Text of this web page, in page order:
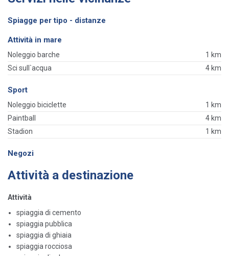
Spiagge per tipo - distanze
Attività in mare
Noleggio barche
1 km
Sci sull`acqua
4 km
Sport
Noleggio biciclette
1 km
Paintball
4 km
Stadion
1 km
Negozi
Attività a destinazione
Attività
spiaggia di cemento
spiaggia pubblica
spiaggia di ghiaia
spiaggia rocciosa